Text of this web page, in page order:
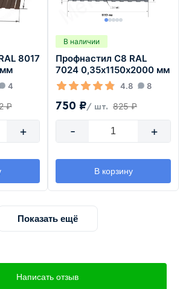
8017
4
₽
+
В наличии
Профнастил С8 RAL
7024 0,35х1150х2000 мм
4.8 8
750 ₽/ шт. 825 ₽
- +
В корзину
Показать ещё
Написать отзыв